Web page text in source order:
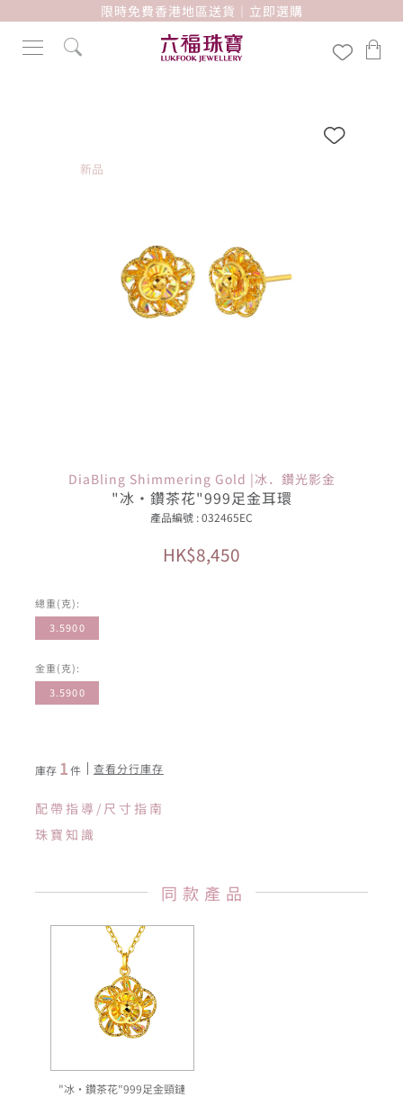
限時免費香港地區送貨｜立即選購
新品
DiaBling Shimmering Gold |冰．鑽光影金
"冰·鑽茶花"999足金耳環
產品編號 : 032465EC
HK$8,450
總重(克):
3.5900
金重(克):
3.5900
庫存 1件 查看分行庫存
配帶指導/尺寸指南
珠寶知識
同款產品
"冰·鑽茶花"999足金頸鏈